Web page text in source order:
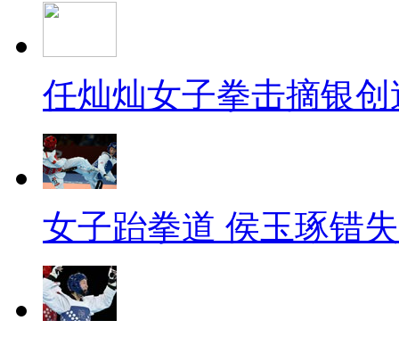
任灿灿女子拳击摘银
女子跆拳道 侯玉琢错